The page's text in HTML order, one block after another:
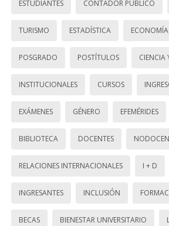
ESTUDIANTES CONTADOR PÚBLICO
TURISMO ESTADÍSTICA ECONOMÍA
POSGRADO POSTÍTULOS CIENCIA
INSTITUCIONALES CURSOS
EXÁMENES GÉNERO EFEMÉRIDES
BIBLIOTECA DOCENTES
RELACIONES INTERNACIONALES I + D
INGRESANTES INCLUSIÓN
BECAS BIENESTAR UNIVERSITARIO